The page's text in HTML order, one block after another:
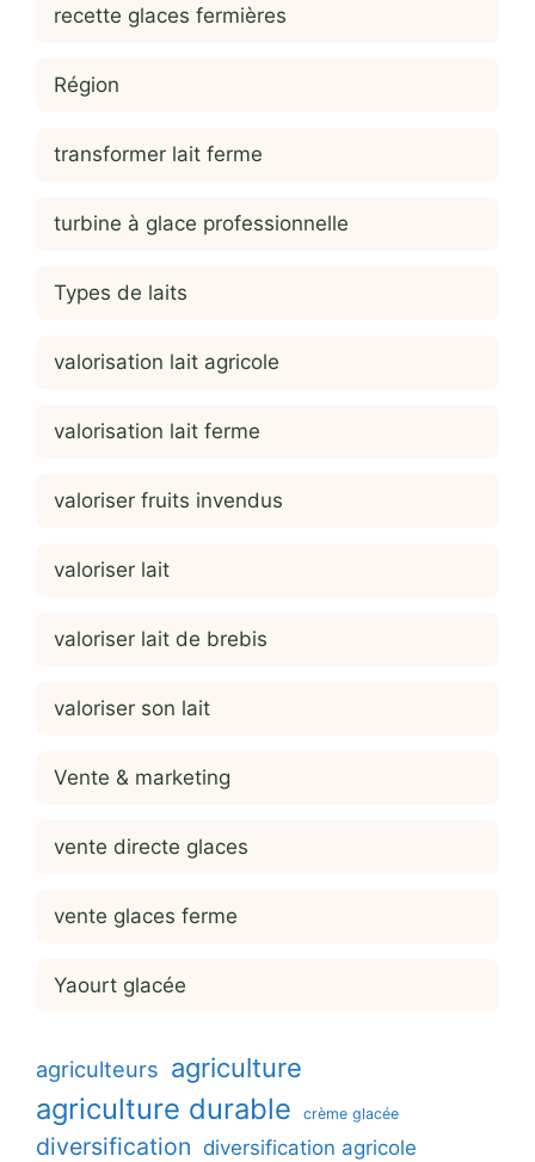
recette glaces fermières
Région
transformer lait ferme
turbine à glace professionnelle
Types de laits
valorisation lait agricole
valorisation lait ferme
valoriser fruits invendus
valoriser lait
valoriser lait de brebis
valoriser son lait
Vente & marketing
vente directe glaces
vente glaces ferme
Yaourt glacée
agriculteurs agriculture
agriculture durable crème glacée
diversification diversification agricole